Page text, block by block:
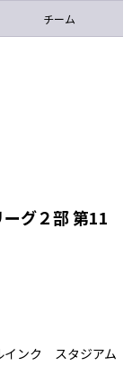
チーム
グ２部 第11
インク スタジアム